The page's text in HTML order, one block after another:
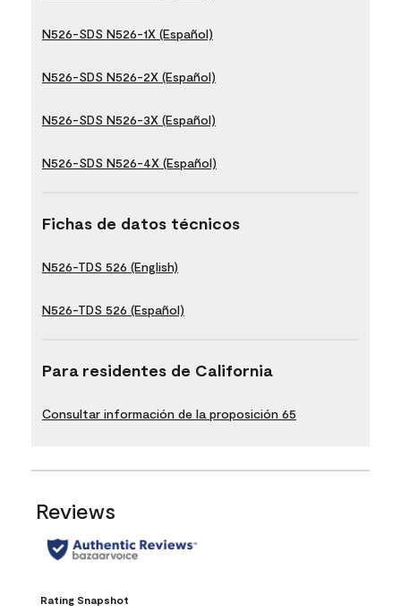
N526-SDS N526-1X (Español)
N526-SDS N526-2X (Español)
N526-SDS N526-3X (Español)
N526-SDS N526-4X (Español)
Fichas de datos técnicos
N526-TDS 526 (English)
N526-TDS 526 (Español)
Para residentes de California
Consultar información de la proposición 65
Reviews
Rating Snapshot